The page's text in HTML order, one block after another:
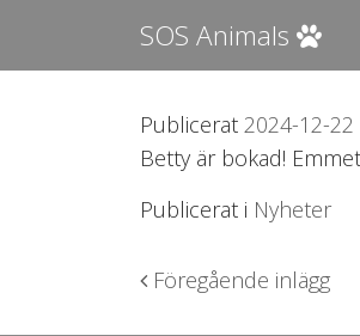
SOS Animals
Publicerat 2024-12-22
Betty är bokad!
Publicerat i Nyheter
Föregående inlägg